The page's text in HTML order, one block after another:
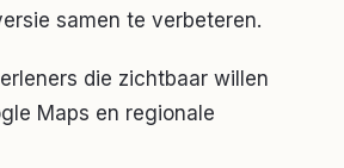
samen te verbeteren.
die zichtbaar willen
Maps en regionale